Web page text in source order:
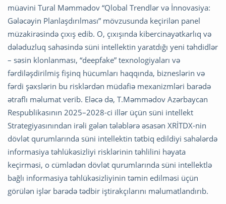
müavini Tural Məmmədov “Qlobal Trendlər və İnnovasiya:
Gələcəyin Planlaşdırılması” mövzusunda keçirilən panel
müzakirəsində çıxış edib. O, çıxışında kibercinayətkarlıq və
dələduzluq sahəsində süni intellektin yaratdığı yeni təhdidlər
– səsin klonlanması, “deepfake” texnologiyaları və
fərdiləşdirilmiş fişinq hücumları haqqında, bizneslərin və
fərdi şəxslərin bu risklərdən müdafiə mexanizmləri barədə
ətraflı məlumat verib. Eləcə də, T.Məmmədov Azərbaycan
Respublikasının 2025–2028-ci illər üçün süni intellekt
Strategiyasınından irəli gələn tələblərə əsasən XRİTDX-nin
dövlət qurumlarında süni intellektin tətbiq edildiyi sahələrdə
informasiya təhlükəsizliyi risklərinin təhlilini həyata
keçirməsi, o cümlədən dövlət qurumlarında süni intellektlə
bağlı informasiya təhlükəsizliyinin təmin edilməsi üçün
görülən işlər barədə tədbir iştirakçılarını məlumatlandırıb.